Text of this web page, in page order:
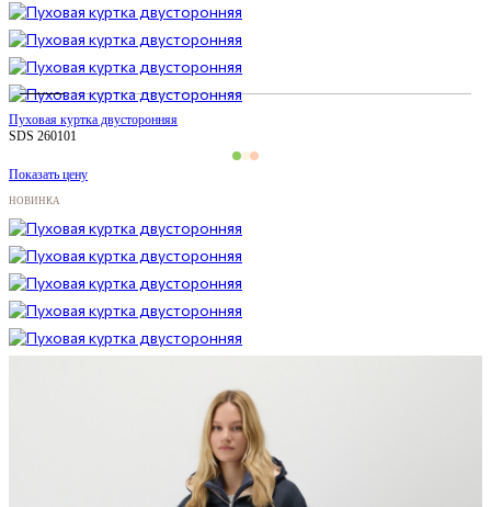
Пуховая куртка двусторонняя
SDS 260101
Показать цену
НОВИНКА